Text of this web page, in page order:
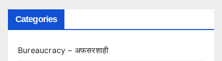
Categories
Bureaucracy – अफसरशाही